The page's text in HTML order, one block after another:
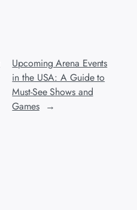
Upcoming Arena Events
in the USA: A Guide to
Must-See Shows and
Games →